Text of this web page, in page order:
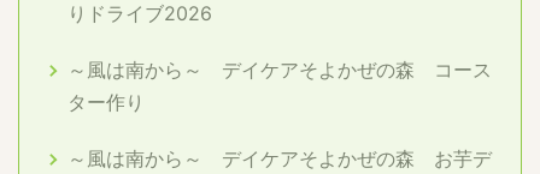
りドライブ2026
～風は南から～ デイケアそよかぜの森 コース
ター作り
～風は南から～ デイケアそよかぜの森 お芋デ